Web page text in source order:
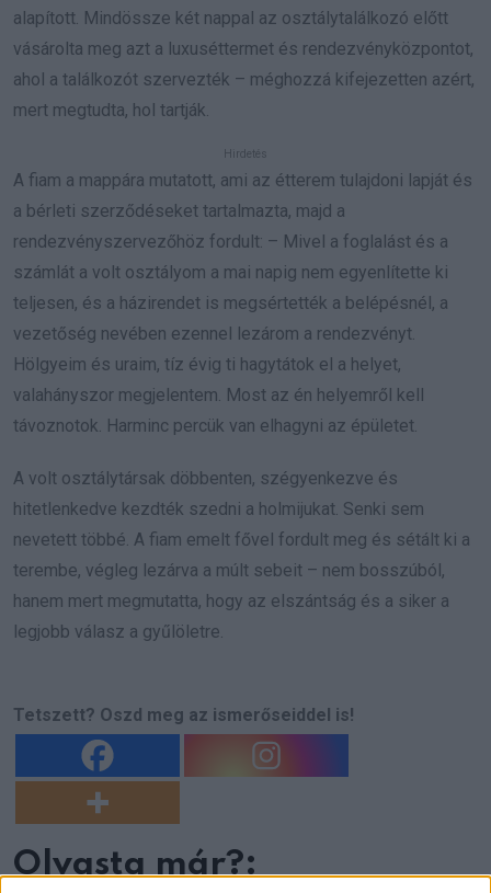
alapított. Mindössze két nappal az osztálytalálkozó előtt
vásárolta meg azt a luxuséttermet és rendezvényközpontot,
ahol a találkozót szervezték – méghozzá kifejezetten azért,
mert megtudta, hol tartják.
A fiam a mappára mutatott, ami az étterem tulajdoni lapját és
a bérleti szerződéseket tartalmazta, majd a
rendezvényszervezőhöz fordult: – Mivel a foglalást és a
számlát a volt osztályom a mai napig nem egyenlítette ki
teljesen, és a házirendet is megsértették a belépésnél, a
vezetőség nevében ezennel lezárom a rendezvényt.
Hölgyeim és uraim, tíz évig ti hagytátok el a helyet,
valahányszor megjelentem. Most az én helyemről kell
távoznotok. Harminc percük van elhagyni az épületet.
A volt osztálytársak döbbenten, szégyenkezve és
hitetlenkedve kezdték szedni a holmijukat. Senki sem
nevetett többé. A fiam emelt fővel fordult meg és sétált ki a
terembe, végleg lezárva a múlt sebeit – nem bosszúból,
hanem mert megmutatta, hogy az elszántság és a siker a
legjobb válasz a gyűlöletre.
Tetszett? Oszd meg az ismerőseiddel is!
Olvasta már?: